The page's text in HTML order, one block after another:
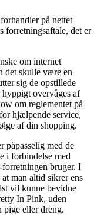
på nettet
forretningsaftale, det er
om internet
det skulle være en
sig de opstillede
overvåges af
om reglementet på
hjælpende service,
af din shopping.
påpasselig med de
i forbindelse med
bruger. I
man altid sikrer ens
vil kunne bevidne
In Pink, uden
pige eller dreng.